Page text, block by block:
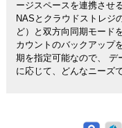
ージスペースを連携させ
NASとクラウドストレジ
ど）と双方向同期モード
カウントのバックアップ
期を指定可能なので、 デ
に応じて、どんなニーズ